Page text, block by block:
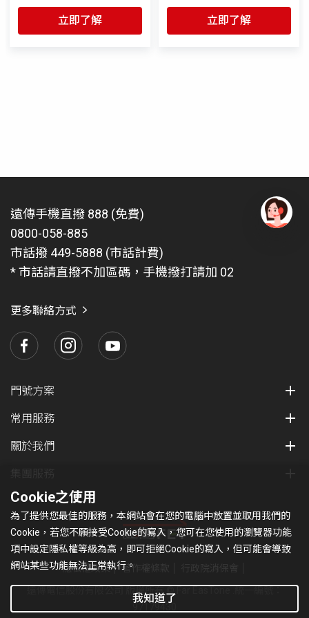
立即了解 立即了解
遠傳手機直撥 888 (免費)
0800-058-885
市話撥 449-5888 (市話計費)
* 市話請直撥不加區碼，手機撥打請加 02
更多聯絡方式
門號方案
常用服務
關於我們
隱私權政策 著作權條款
遠傳電信股份有限公司 版權所有 © Far EasTone
Cookie之使用
為了提供您最佳的服務，本網站會在您的電腦中放置並取用我們的
Cookie，若您不願接受Cookie的寫入，您可在您使用的瀏覽器功能
項中設定隱私權等級為高，即可拒絕Cookie的寫入，但可能會導致
網站某些功能無法正常執行。
我知道了